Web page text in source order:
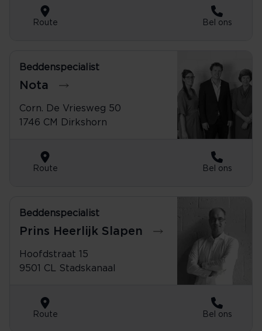
Route Bel ons
Beddenspecialist
Nota
Corn. De Vriesweg 50
1746 CM Dirkshorn
0224-551523
Route Bel ons
Beddenspecialist
Prins Heerlijk Slapen
Hoofdstraat 15
9501 CL Stadskanaal
0599-612500
Route Bel ons